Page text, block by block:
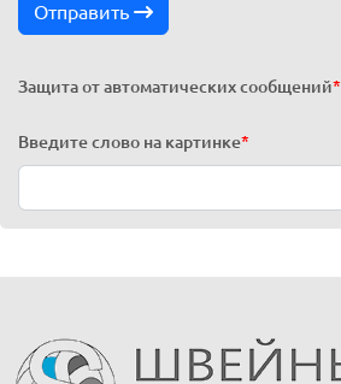
Отправить
Защита от автоматических сообщений*
Введите слово на картинке*